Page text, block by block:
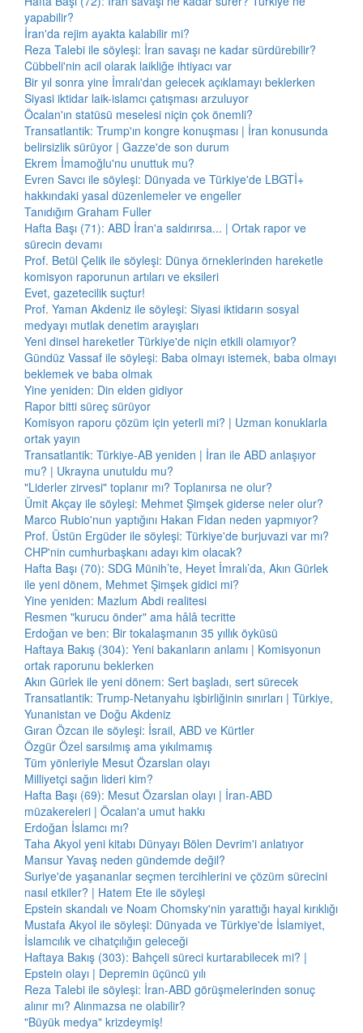
yapabilir?
İran'da rejim ayakta kalabilir mi?
Reza Talebi ile söyleşi: İran savaşı ne kadar sürdürebilir?
Cübbeli'nin acil olarak laikliğe ihtiyacı var
Bir yıl sonra yine İmralı'dan gelecek açıklamayı beklerken
Siyasi iktidar laik-islamcı çatışması arzuluyor
Öcalan'ın statüsü meselesi niçin çok önemli?
Transatlantik: Trump'ın kongre konuşması | İran konusunda
belirsizlik sürüyor | Gazze'de son durum
Ekrem İmamoğlu'nu unuttuk mu?
Evren Savcı ile söyleşi: Dünyada ve Türkiye'de LBGTİ+
hakkındaki yasal düzenlemeler ve engeller
Tanıdığım Graham Fuller
Hafta Başı (71): ABD İran'a saldırırsa... | Ortak rapor ve
sürecin devamı
Prof. Betül Çelik ile söyleşi: Dünya örneklerinden hareketle
komisyon raporunun artıları ve eksileri
Evet, gazetecilik suçtur!
Prof. Yaman Akdeniz ile söyleşi: Siyasi iktidarın sosyal
medyayı mutlak denetim arayışları
Yeni dinsel hareketler Türkiye'de niçin etkili olamıyor?
Gündüz Vassaf ile söyleşi: Baba olmayı istemek, baba olmayı
beklemek ve baba olmak
Yine yeniden: Din elden gidiyor
Rapor bitti süreç sürüyor
Komisyon raporu çözüm için yeterli mi? | Uzman konuklarla
ortak yayın
Transatlantik: Türkiye-AB yeniden | İran ile ABD anlaşıyor
mu? | Ukrayna unutuldu mu?
"Liderler zirvesi" toplanır mı? Toplanırsa ne olur?
Ümit Akçay ile söyleşi: Mehmet Şimşek giderse neler olur?
Marco Rubio'nun yaptığını Hakan Fidan neden yapmıyor?
Prof. Üstün Ergüder ile söyleşi: Türkiye'de burjuvazi var mı?
CHP'nin cumhurbaşkanı adayı kim olacak?
Hafta Başı (70): SDG Münih’te, Heyet İmralı’da, Akın Gürlek
ile yeni dönem, Mehmet Şimşek gidici mi?
Yine yeniden: Mazlum Abdi realitesi
Resmen "kurucu önder" ama hâlâ tecritte
Erdoğan ve ben: Bir tokalaşmanın 35 yıllık öyküsü
Haftaya Bakış (304): Yeni bakanların anlamı | Komisyonun
ortak raporunu beklerken
Akın Gürlek ile yeni dönem: Sert başladı, sert sürecek
Transatlantik: Trump-Netanyahu işbirliğinin sınırları | Türkiye,
Yunanistan ve Doğu Akdeniz
Gıran Özcan ile söyleşi: İsrail, ABD ve Kürtler
Özgür Özel sarsılmış ama yıkılmamış
Tüm yönleriyle Mesut Özarslan olayı
Milliyetçi sağın lideri kim?
Hafta Başı (69): Mesut Özarslan olayı | İran-ABD
müzakereleri | Öcalan'a umut hakkı
Erdoğan İslamcı mı?
Taha Akyol yeni kitabı Dünyayı Bölen Devrim'i anlatıyor
Mansur Yavaş neden gündemde değil?
Suriye'de yaşananlar seçmen tercihlerini ve çözüm sürecini
nasıl etkiler? | Hatem Ete ile söyleşi
Epstein skandalı ve Noam Chomsky'nin yarattığı hayal kırıklığı
Mustafa Akyol ile söyleşi: Dünyada ve Türkiye'de İslamiyet,
İslamcılık ve cihatçılığın geleceği
Haftaya Bakış (303): Bahçeli süreci kurtarabilecek mi? |
Epstein olayı | Depremin üçüncü yılı
Reza Talebi ile söyleşi: İran-ABD görüşmelerinden sonuç
alınır mı? Alınmazsa ne olabilir?
"Büyük medya" krizdeymiş!